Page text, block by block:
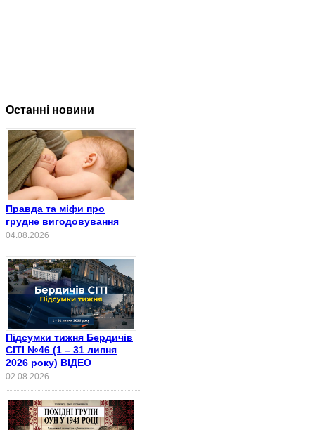
Останні новини
Правда та міфи про
грудне вигодовування
04.08.2026
Підсумки тижня Бердичів
СІТІ №46 (1 – 31 липня
2026 року) ВІДЕО
02.08.2026